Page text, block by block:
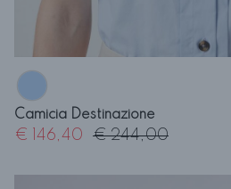
Camicia Destinazione
€ 146,40 € 244,00